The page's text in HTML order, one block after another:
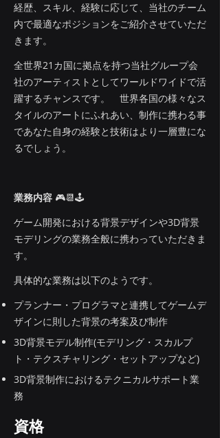
経歴、スキル、経験に応じて、当社のチーム
内で最適なポジションをご紹介させていただ
きます。
全世界21カ国に拠点を持つ当社グループ会
社のアーティストとしてワールドワイドで活
躍するチャンスです。 世界各国の様々なス
タイルのアートにふれあい、制作に携わる事
であなた自身の経験と技術はより一層豊にな
るでしょう。
業務内容 🎮📆🕹
ゲーム開発における背景デザインや3D背景
モデリングの業務全般に携わっていただきま
す。
具体的な業務は以下のようです。
プランナー・プログラマと連携してゲームデ
ザインに則した背景の考案及び制作
3D背景モデル制作(モデリング・スカルプ
ト・テクスチャリング・セットアップなど)
3D背景制作におけるテクニカルサポート業
務
資格